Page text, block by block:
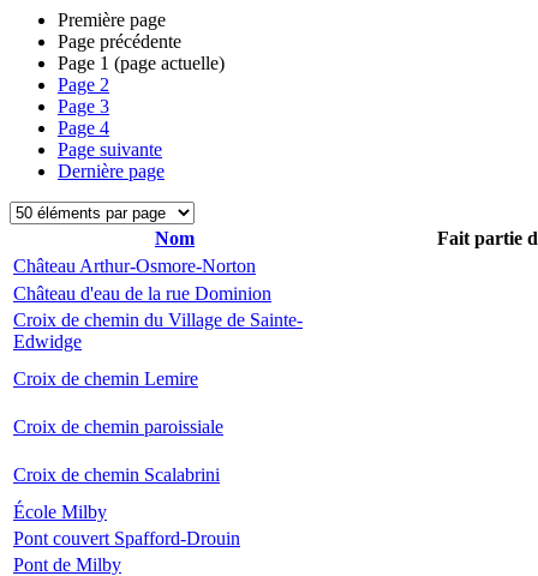
Première page
Page précédente
Page 1 (page actuelle)
Page 2
Page 3
Page 4
Page suivante
Dernière page
Nom
Fait partie
Château Arthur-Osmore-Norton
Château d'eau de la rue Dominion
Croix de chemin du Village de Sainte-
Edwidge
Croix de chemin Lemire
Croix de chemin paroissiale
Croix de chemin Scalabrini
École Milby
Pont couvert Spafford-Drouin
Pont de Milby